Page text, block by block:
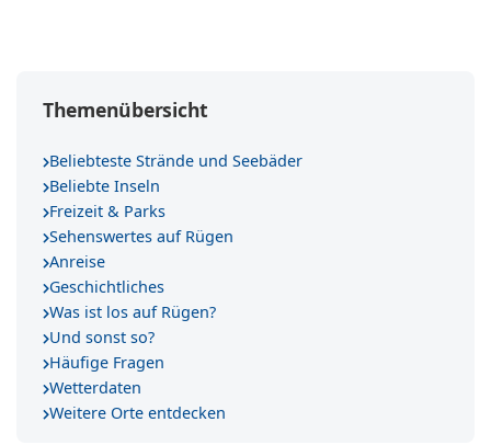
Themenübersicht
Beliebteste Strände und Seebäder
Beliebte Inseln
Freizeit & Parks
Sehenswertes auf Rügen
Anreise
Geschichtliches
Was ist los auf Rügen?
Und sonst so?
Häufige Fragen
Wetterdaten
Weitere Orte entdecken